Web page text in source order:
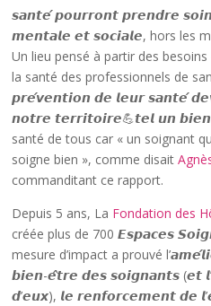
𝙨𝙖𝙣𝙩𝙚́ 𝙥𝙤𝙪𝙧𝙧𝙤𝙣𝙩 𝙥𝙧𝙚𝙣𝙙𝙧𝙚
𝙢𝙚𝙣𝙩𝙖𝙡𝙚 𝙚𝙩 𝙨𝙤𝙘𝙞𝙖𝙡𝙚, hors les
Un lieu pensé à partir des
la santé des professionnels de
𝙥𝙧𝙚́𝙫𝙚𝙣𝙩𝙞𝙤𝙣 𝙙𝙚 𝙡𝙚𝙪𝙧 𝙨𝙖𝙣𝙩𝙚́
𝙣𝙤𝙩𝙧𝙚 𝙩𝙚𝙧𝙧𝙞𝙩𝙤𝙞𝙧𝙚💪𝙩𝙚𝙡 𝙪𝙣
santé de tous car « un soignant
soigne bien », comme disait
commanditant ce rapport.
Depuis 5 ans, La Fondation des
créée plus de 700 𝙀𝙨𝙥𝙖𝙘𝙚𝙨
mesure d’impact a prouvé
𝙗𝙞𝙚𝙣-𝙚̂𝙩𝙧𝙚 𝙙𝙚𝙨 𝙨𝙤𝙞𝙜𝙣𝙖𝙣𝙩𝙨 (𝙚𝙩
𝙙’𝙚𝙪𝙭), 𝙡𝙚 𝙧𝙚𝙣𝙛𝙤𝙧𝙘𝙚𝙢𝙚𝙣𝙩 𝙙𝙚